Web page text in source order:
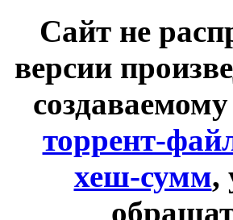
Сайт не
версии
торрент-
хеш-сумм,